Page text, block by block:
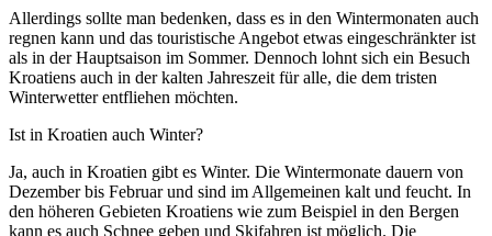
Allerdings sollte man bedenken, dass es in den Wintermonaten auch
regnen kann und das touristische Angebot etwas eingeschränkter ist
als in der Hauptsaison im Sommer. Dennoch lohnt sich ein Besuch
Kroatiens auch in der kalten Jahreszeit für alle, die dem tristen
Winterwetter entfliehen möchten.
Ist in Kroatien auch Winter?
Ja, auch in Kroatien gibt es Winter. Die Wintermonate dauern von
Dezember bis Februar und sind im Allgemeinen kalt und feucht. In
den höheren Gebieten Kroatiens wie zum Beispiel in den Bergen
kann es auch Schnee geben und Skifahren ist möglich. Die